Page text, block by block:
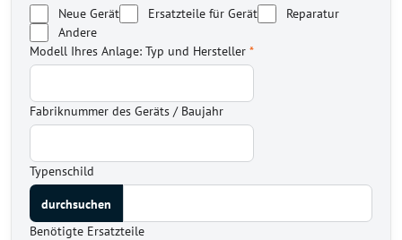
Neue Gerät
Ersatzteile für Gerät
Reparatur
Andere
Modell Ihres Anlage: Typ und Hersteller *
Fabriknummer des Geräts / Baujahr
Typenschild
Benötigte Ersatzteile